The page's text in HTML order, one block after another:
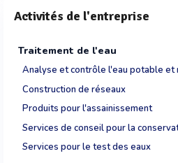
Activités de l'entreprise
Traitement de l'eau
Analyse et contrôle l'eau potable et
Construction de réseaux
Produits pour l'assainissement
Services de conseil pour la
Services pour le test des eaux